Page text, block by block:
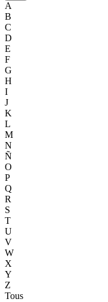
A
B
C
D
E
F
G
H
I
J
K
L
M
N
Ñ
O
P
Q
R
S
T
U
V
W
X
Y
Z
Tous